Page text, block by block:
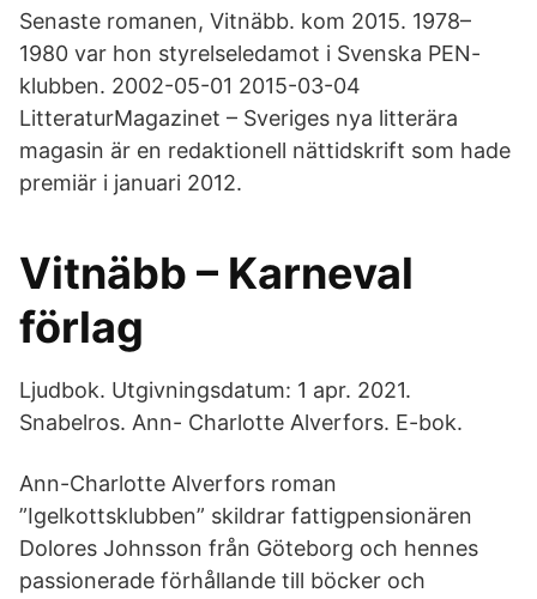
Senaste romanen, Vitnäbb. kom 2015. 1978–
1980 var hon styrelseledamot i Svenska PEN-
klubben. 2002-05-01 2015-03-04
LitteraturMagazinet – Sveriges nya litterära
magasin är en redaktionell nättidskrift som hade
premiär i januari 2012.
Vitnäbb – Karneval
förlag
Ljudbok. Utgivningsdatum: 1 apr. 2021.
Snabelros. Ann- Charlotte Alverfors. E-bok.
Ann-Charlotte Alverfors roman
”Igelkottsklubben” skildrar fattigpensionären
Dolores Johnsson från Göteborg och hennes
passionerade förhållande till böcker och